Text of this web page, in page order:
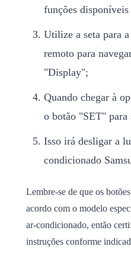
funções disponíveis
Utilize a seta para
remoto para
"Display";
Quando chegar à
o botão "SET" para
Isso irá desligar a
condicionado
Lembre-se de que os
acordo com o modelo
ar-condicionado, então
instruções conforme